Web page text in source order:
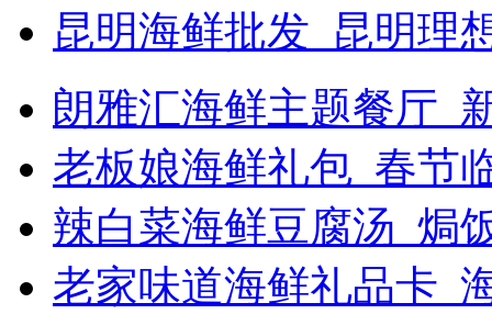
昆明海鲜批发_昆明理
朗雅汇海鲜主题餐厅_
老板娘海鲜礼包_春节
辣白菜海鲜豆腐汤_焗
老家味道海鲜礼品卡_